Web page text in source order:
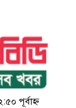
পূর্বাহ্ন